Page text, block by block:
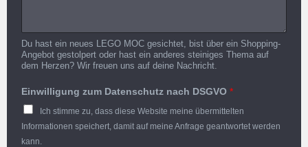
Du hast ein neues LEGO MOC gesichtet, bist über ein Shopping-
Angebot gestolpert oder hast ein anderes steiniges Thema auf
dem Herzen? Wir freuen uns auf deine Nachricht.
Einwilligung zum Datenschutz nach DSGVO *
Ich stimme zu, dass diese Website meine übermittelten
Informationen speichert, damit auf meine Anfrage geantwortet werden
kann.